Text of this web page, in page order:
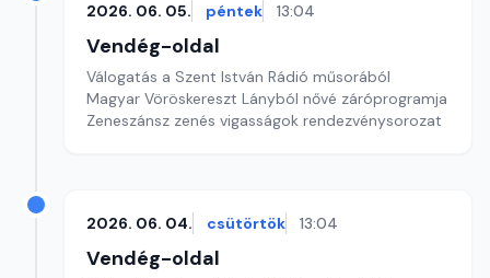
2026. 06. 05. péntek 13:04
Vendég-oldal
Válogatás a Szent István Rádió műsorából
Magyar Vöröskereszt Lányból nővé záróprogramja
Zeneszánsz zenés vigasságok rendezvénysorozat
2026. 06. 04. csütörtök 13:04
Vendég-oldal